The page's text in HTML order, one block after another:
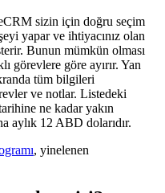
sizin için doğru seçim
yapar ve ihtiyacınız olan
Bunun mümkün olması
göre ayırır. Yan
tüm bilgileri
ve notlar. Listedeki
ne kadar yakın
aylık 12 ABD dolarıdır.
, yinelenen